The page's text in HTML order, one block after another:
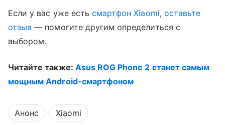
Если у вас уже есть смартфон Xiaomi, оставьте
отзыв — помогите другим определиться с
выбором.
Читайте также: Asus ROG Phone 2 станет самым
мощным Android-смартфоном
Анонс Xiaomi